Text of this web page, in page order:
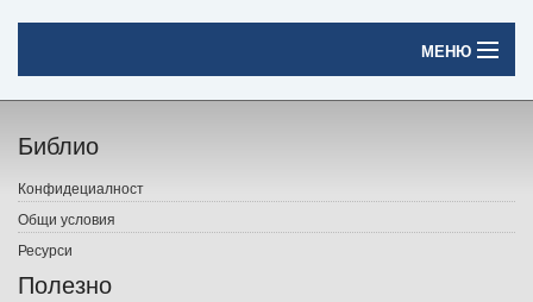
МЕНЮ
Начало
Печатни книги
Електронни книги
Е-списания
Библио
Конфидециалност
Общи условия
Ресурси
Полезно